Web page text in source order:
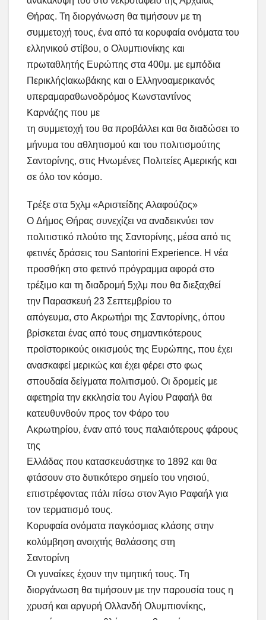
Θήρας. Τη διοργάνωση θα τιμήσουν με τη
συμμετοχή τους, ένα από τα κορυφαία ονόματα του
ελληνικού στίβου, ο Ολυμπιονίκης και
πρωταθλητής Ευρώπης στα 400μ. με εμπόδια
ΠερικλήςΙακωβάκης και ο Ελληνοαμερικανός
υπεραμαραθωνοδρόμος Κωνσταντίνος
Καρνάζης που με
τη συμμετοχή του θα προβάλλει και θα διαδώσει το
μήνυμα του αθλητισμού και του πολιτισμούτης
Σαντορίνης, στις Ηνωμένες Πολιτείες Αμερικής και
σε όλο τον κόσμο.
Τρέξε στα 5χλμ «Αριστείδης Αλαφούζος»
Ο Δήμος Θήρας συνεχίζει να αναδεικνύει τον
πολιτιστικό πλούτο της Σαντορίνης, μέσα από τις
φετινές δράσεις του Santorini Experience. Η νέα
προσθήκη στο φετινό πρόγραμμα αφορά στο
τρέξιμο και τη διαδρομή 5χλμ που θα διεξαχθεί
την Παρασκευή 23 Σεπτεμβρίου το
απόγευμα, στο Ακρωτήρι της Σαντορίνης, όπου
βρίσκεται ένας από τους σημαντικότερους
προϊστορικούς οικισμούς της Ευρώπης, που έχει
ανασκαφεί μερικώς και έχει φέρει στο φως
σπουδαία δείγματα πολιτισμού. Οι δρομείς με
αφετηρία την εκκλησία του Αγίου Ραφαήλ θα
κατευθυνθούν προς τον Φάρο του
Ακρωτηρίου, έναν από τους παλαιότερους φάρους
της
Ελλάδας που κατασκευάστηκε το 1892 και θα
φτάσουν στο δυτικότερο σημείο του νησιού,
επιστρέφοντας πάλι πίσω στον Άγιο Ραφαήλ για
τον τερματισμό τους.
Κορυφαία ονόματα παγκόσμιας κλάσης στην
κολύμβηση ανοιχτής θαλάσσης στη
Σαντορίνη
Οι γυναίκες έχουν την τιμητική τους. Τη
διοργάνωση θα τιμήσουν με την παρουσία τους η
χρυσή και αργυρή Ολλανδή Ολυμπιονίκης,